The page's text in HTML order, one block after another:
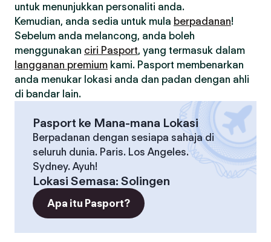
untuk menunjukkan personaliti anda.
Kemudian, anda sedia untuk mula berpadanan!
Sebelum anda melancong, anda boleh
menggunakan ciri Pasport, yang termasuk dalam
langganan premium kami. Pasport membenarkan
anda menukar lokasi anda dan padan dengan ahli
di bandar lain.
Pasport ke Mana-mana Lokasi
Berpadanan dengan sesiapa sahaja di
seluruh dunia. Paris. Los Angeles.
Sydney. Ayuh!
Lokasi Semasa: Solingen
Apa itu Pasport?